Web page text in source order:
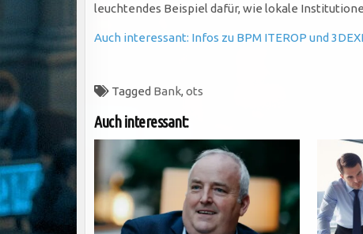
leuchtendes Beispiel dafür, wie lokale
Auch interessant: Infos zu BPM ITEROP und
Tagged Bank, ots
Auch interessant: